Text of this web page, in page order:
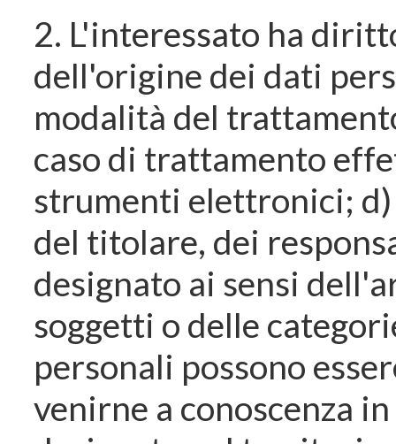
2. L'interessato ha
dell'origine dei dati
modalità del
caso di trattamento
strumenti elettronici;
del titolare, dei
designato ai sensi
soggetti o delle
personali possono
venirne a conoscenza